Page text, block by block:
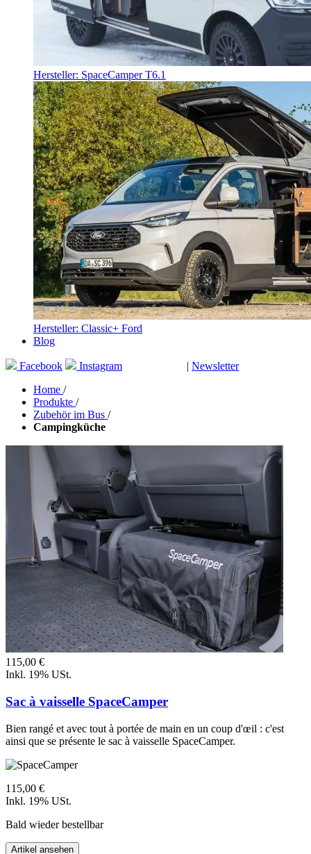
Hersteller: SpaceCamper T6.1
Hersteller: Classic+ Ford
Blog
Facebook Instagram | Newsletter
Home /
Produkte /
Zubehör im Bus /
Campingküche
115,00 €
Inkl. 19% USt.
Sac à vaisselle SpaceCamper
Bien rangé et avec tout à portée de main en un coup d'œil : c'est
ainsi que se présente le sac à vaisselle SpaceCamper.
115,00 €
Inkl. 19% USt.
Bald wieder bestellbar
Artikel ansehen